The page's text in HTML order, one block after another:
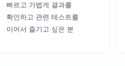
빠르고 가볍게 결과를
확인하고 관련 테스트를
이어서 즐기고 싶은 분